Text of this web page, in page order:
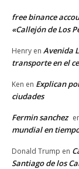
free binance
«Callejón de Los
Henry en Avenida
transporte en el
Ken en Explican
ciudades
Fermin sanchez
mundial en
Donald Trump en
Santiago de los